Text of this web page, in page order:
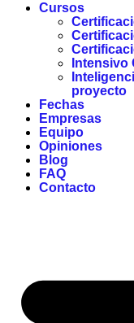
Cursos
Intensivo
proyecto
Fechas
Empresas
Equipo
Opiniones
Blog
FAQ
Contacto